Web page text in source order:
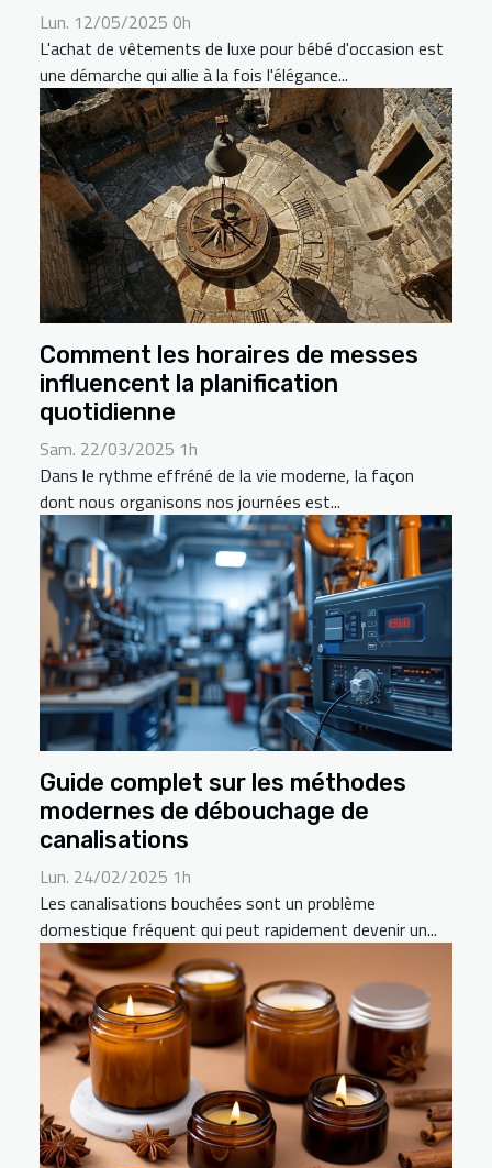
Lun. 12/05/2025 0h
L'achat de vêtements de luxe pour bébé d'occasion est
une démarche qui allie à la fois l'élégance...
Comment les horaires de messes
influencent la planification
quotidienne
Sam. 22/03/2025 1h
Dans le rythme effréné de la vie moderne, la façon
dont nous organisons nos journées est...
Guide complet sur les méthodes
modernes de débouchage de
canalisations
Lun. 24/02/2025 1h
Les canalisations bouchées sont un problème
domestique fréquent qui peut rapidement devenir un...